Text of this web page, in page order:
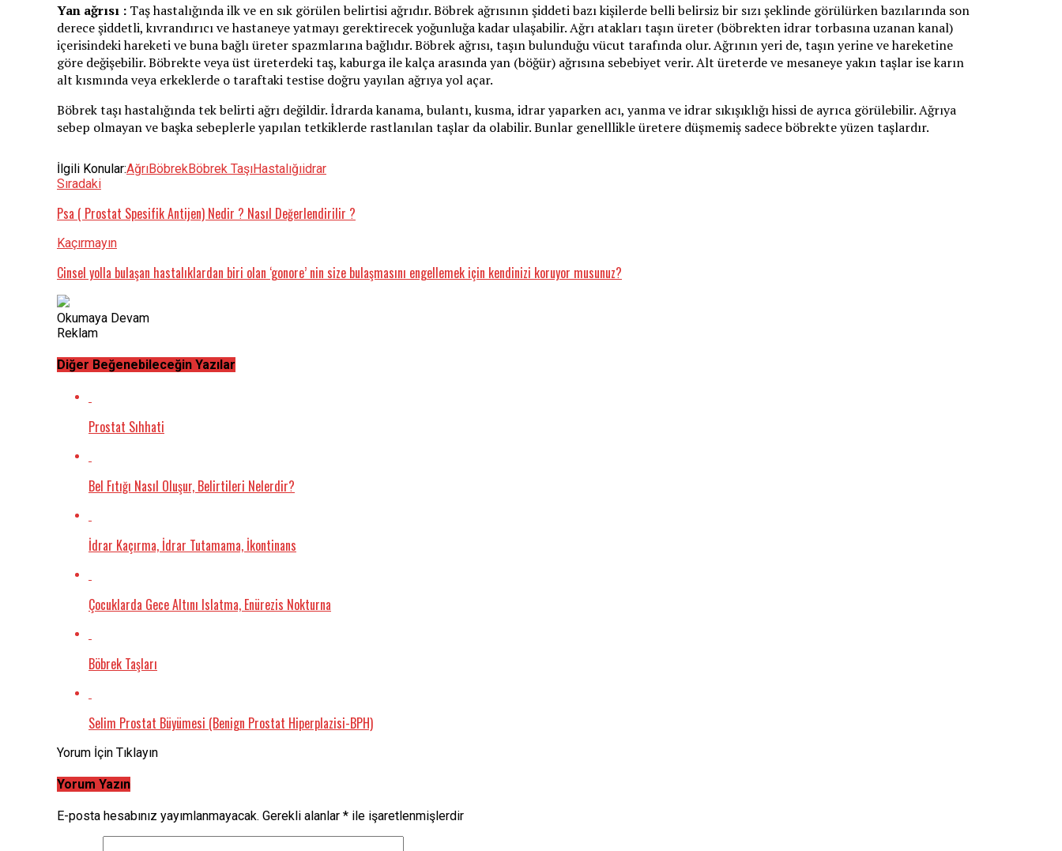
Yan ağrısı : Taş hastalığında ilk ve en sık görülen belirtisi ağrıdır. Böbrek ağrısının şiddeti bazı kişilerde belli belirsiz bir sızı şeklinde görülürken bazılarında son
derece şiddetli, kıvrandırıcı ve hastaneye yatmayı gerektirecek yoğunluğa kadar ulaşabilir. Ağrı atakları taşın üreter (böbrekten idrar torbasına uzanan kanal)
içerisindeki hareketi ve buna bağlı üreter spazmlarına bağlıdır. Böbrek ağrısı, taşın bulunduğu vücut tarafında olur. Ağrının yeri de, taşın yerine ve hareketine
göre değişebilir. Böbrekte veya üst üreterdeki taş, kaburga ile kalça arasında yan (böğür) ağrısına sebebiyet verir. Alt üreterde ve mesaneye yakın taşlar ise karın
alt kısmında veya erkeklerde o taraftaki testise doğru yayılan ağrıya yol açar.
Böbrek taşı hastalığında tek belirti ağrı değildir. İdrarda kanama, bulantı, kusma, idrar yaparken acı, yanma ve idrar sıkışıklığı hissi de ayrıca görülebilir. Ağrıya
sebep olmayan ve başka sebeplerle yapılan tetkiklerde rastlanılan taşlar da olabilir. Bunlar genelllikle üretere düşmemiş sadece böbrekte yüzen taşlardır.
İlgili Konular:AğrıBöbrekBöbrek TaşıHastalığıidrar
Sıradaki
Psa ( Prostat Spesifik Antijen) Nedir ? Nasıl Değerlendirilir ?
Kaçırmayın
Cinsel yolla bulaşan hastalıklardan biri olan ‘gonore’ nin size bulaşmasını engellemek için kendinizi koruyor musunuz?
Okumaya Devam
Reklam
Diğer Beğenebileceğin Yazılar
Prostat Sıhhati
Bel Fıtığı Nasıl Oluşur, Belirtileri Nelerdir?
İdrar Kaçırma, İdrar Tutamama, İkontinans
Çocuklarda Gece Altını Islatma, Enürezis Nokturna
Böbrek Taşları
Selim Prostat Büyümesi (Benign Prostat Hiperplazisi-BPH)
Yorum İçin Tıklayın
Yorum Yazın
E-posta hesabınız yayımlanmayacak. Gerekli alanlar * ile işaretlenmişlerdir